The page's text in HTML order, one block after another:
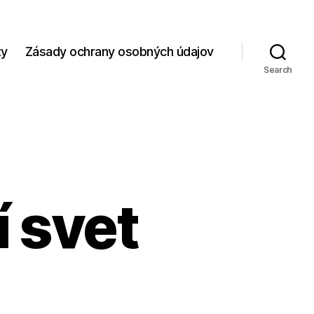
Zásady ochrany osobných údajov
Search
svet